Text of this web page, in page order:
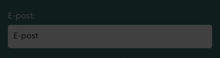
E-post: